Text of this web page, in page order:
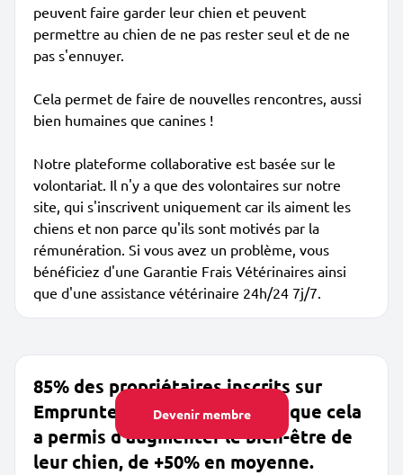
Devenir membre
peuvent faire garder leur chien et peuvent
permettre au chien de ne pas rester seul et de ne
pas s'ennuyer.
Cela permet de faire de nouvelles rencontres, aussi
bien humaines que canines !
Notre plateforme collaborative est basée sur le
volontariat. Il n'y a que des volontaires sur notre
site, qui s'inscrivent uniquement car ils aiment les
chiens et non parce qu'ils sont motivés par la
rémunération. Si vous avez un problème, vous
bénéficiez d'une Garantie Frais Vétérinaires ainsi
que d'une assistance vétérinaire 24h/24 7j/7.
85% des propriétaires inscrits sur
Emprunte Mon Toutou disent que cela
a permis d'augmenter le bien-être de
leur chien, de +50% en moyenne.